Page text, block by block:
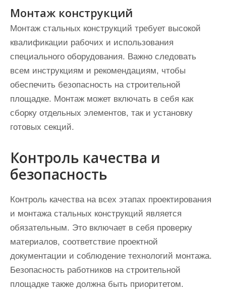
Монтаж конструкций
Монтаж стальных конструкций требует высокой
квалификации рабочих и использования
специального оборудования. Важно следовать
всем инструкциям и рекомендациям, чтобы
обеспечить безопасность на строительной
площадке. Монтаж может включать в себя как
сборку отдельных элементов, так и установку
готовых секций.
Контроль качества и
безопасность
Контроль качества на всех этапах проектирования
и монтажа стальных конструкций является
обязательным. Это включает в себя проверку
материалов, соответствие проектной
документации и соблюдение технологий монтажа.
Безопасность работников на строительной
площадке также должна быть приоритетом.